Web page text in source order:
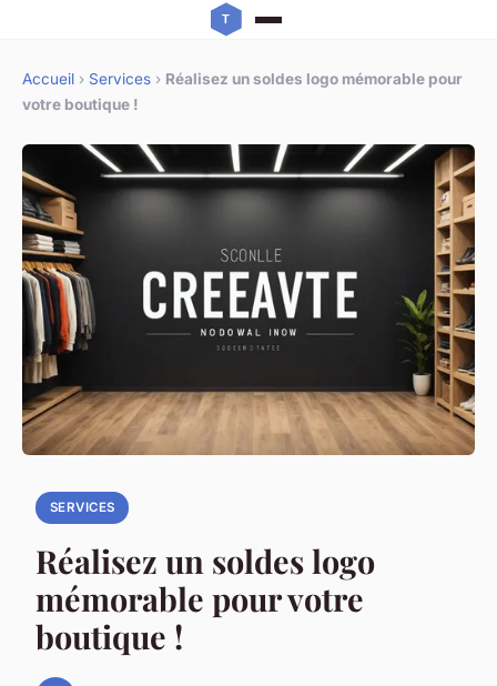
Accueil › Services › Réalisez un soldes logo mémorable pour
votre boutique !
SERVICES
Réalisez un soldes logo
mémorable pour votre
boutique !